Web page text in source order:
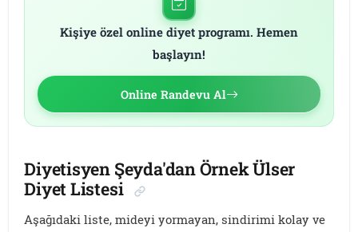
Kişiye özel online diyet programı. Hemen
başlayın!
Online Randevu Al
Diyetisyen Şeyda'dan Örnek Ülser
Diyet Listesi
Aşağıdaki liste, mideyi yormayan, sindirimi kolay ve